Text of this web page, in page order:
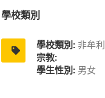
學校類別
學校類別: 非牟利
宗教:
學生性別: 男女